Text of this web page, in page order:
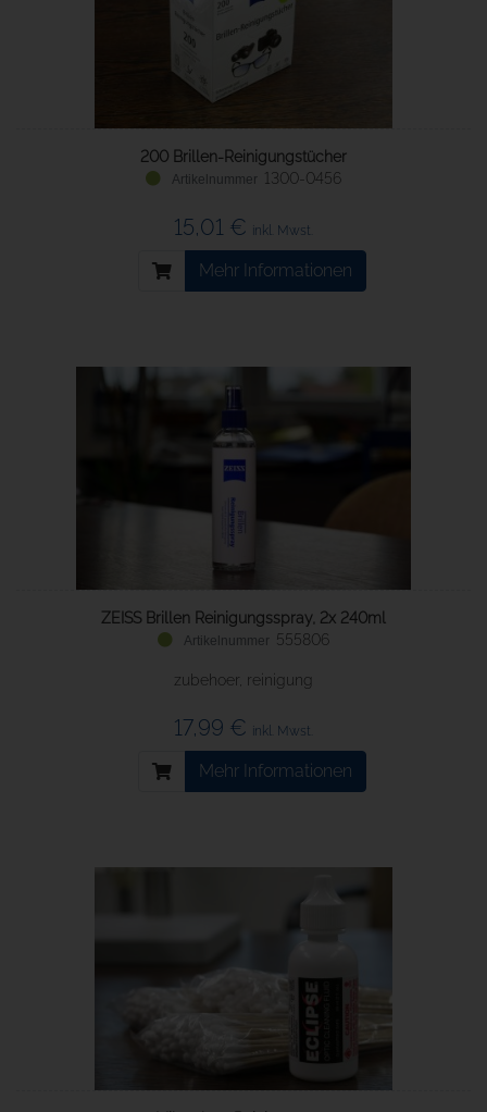
200 Brillen-Reinigungstücher
1300-0456
15,01 € inkl. Mwst.
Mehr Informationen
ZEISS Brillen Reinigungsspray, 2x 240ml
555806
zubehoer, reinigung
17,99 € inkl. Mwst.
Mehr Informationen